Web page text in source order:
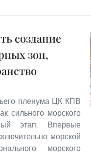
создание
зон,
пленума ЦК КПВ
сильного морского
этап. Впервые
морской
морского